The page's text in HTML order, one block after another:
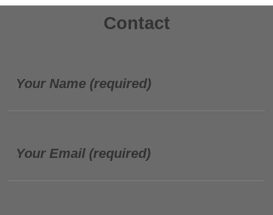
Contact
Your Name (required)
Your Email (required)